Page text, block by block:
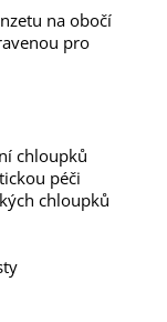
na obočí
pro
chloupků
péči
chloupků